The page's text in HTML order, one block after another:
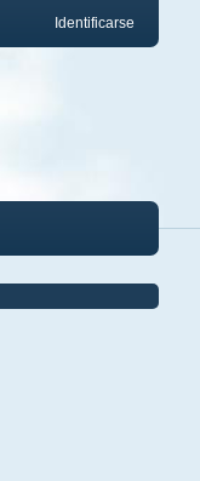
Identificarse